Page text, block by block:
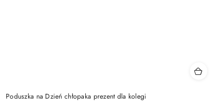
Poduszka na Dzień chłopaka prezent dla kolegi